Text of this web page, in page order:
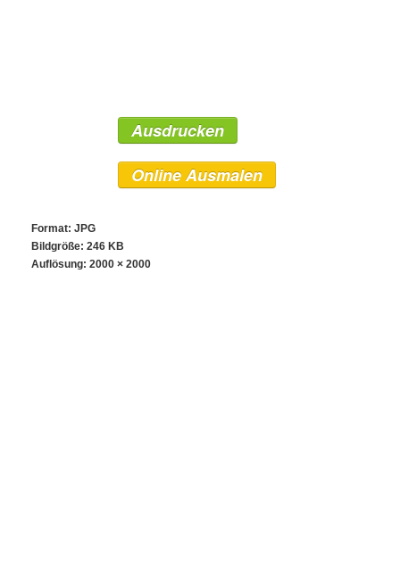
Ausdrucken
Online Ausmalen
Format: JPG
Bildgröße: 246 KB
Auflösung: 2000 × 2000